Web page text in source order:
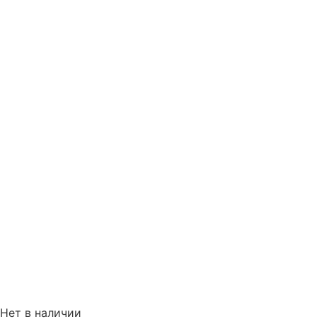
Нет в наличии